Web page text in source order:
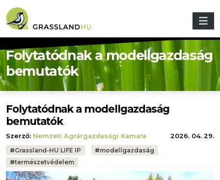
Folytatódnak a modellgazdaság
bemutatók
Folytatódnak a modellgazdaság
bemutatók
Szerző: Nemzeti Agrárgazdasági Kamara
2026. 04. 29.
Tags:
#Grassland-HU LIFE IP #modellgazdaság
#természetvédelem